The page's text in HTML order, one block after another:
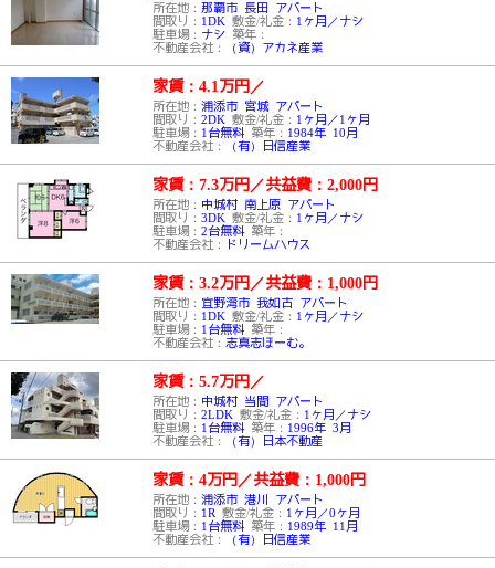
所在地：那覇市 長田 アパート
間取り： 1DK敷金/礼金： 1ヶ月／ナシ
駐車場： ナシ 築年：
不動産会社：
（資）アカネ産業
家賃：4.1万円 ／
所在地：浦添市 宮城 アパート
間取り：2DK敷金/礼金： 1ヶ月／1ヶ月
駐車場： 1台無料 築年： 1984年 10月
不動産会社：
（有）日信産業
家賃：7.3万円 ／共益費：2,000円
所在地： 中城村 南上原 アパート
間取り：3DK敷金/礼金： 1ヶ月／ナシ
駐車場：2台無料 築年：
不動産会社：
ドリームハウス
家賃：3.2万円 ／共益費：1,000円
所在地： 宜野湾市 我如古 アパート
間取り： 1DK敷金/礼金： 1ヶ月／ナシ
駐車場： 1台無料 築年：
不動産会社： 志真志ほーむ。
家賃：5.7万円 ／
所在地： 中城村 当間 アパート
間取り：2LDK敷金/礼金： 1ヶ月／ナシ
駐車場： 1台無料 築年： 1996年 3月
不動産会社：
（有）日本不動産
家賃：4万円 ／共益費：1,000円
所在地：浦添市 港川 アパート
間取り： 1R敷金/礼金： 1ヶ月／0ヶ月
駐車場： 1台無料 築年： 1989年 11月
不動産会社：
（有）日信産業